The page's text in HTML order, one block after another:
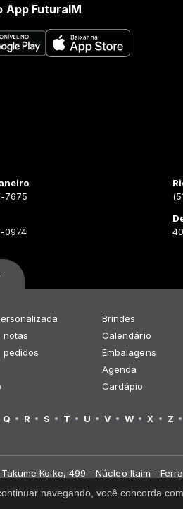
App FuturaIM
7675
0974
notas
pedidos
Brindes
Calendário
Embalagens
Agenda
Cardápio
Q R S T U V W X Z
Koike, 499 - Núcleo Itaim -
navegando, você concorda